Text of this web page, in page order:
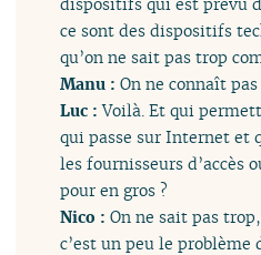
ce sont des dispositifs
qu’on ne sait pas trop
Manu :On ne connaît
Luc :Voilà. Et qui
qui passe sur Internet et
les fournisseurs d’accès
pour en gros ?
Nico :On ne sait pas
c’est un peu le problème